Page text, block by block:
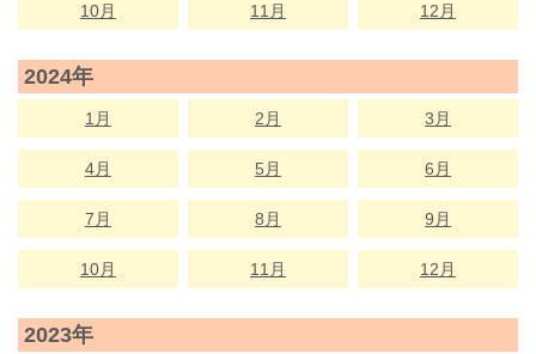
10月 11月 12月
2024年
1月 2月 3月
4月 5月 6月
7月 8月 9月
10月 11月 12月
2023年